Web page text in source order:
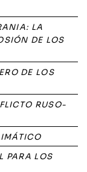
LA
DE LOS
DE LOS
RUSO-
PARA LOS